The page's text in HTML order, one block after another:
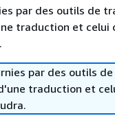
par des outils de
traduction et celui
par des outils
traduction et